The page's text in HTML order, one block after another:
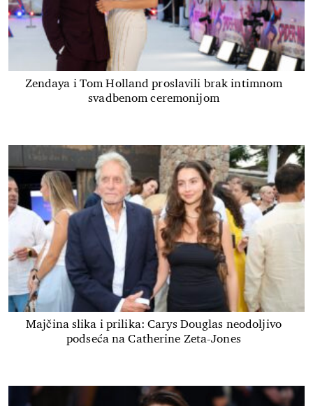
Zendaya i Tom Holland proslavili brak intimnom
svadbenom ceremonijom
Majčina slika i prilika: Carys Douglas neodoljivo
podseća na Catherine Zeta-Jones